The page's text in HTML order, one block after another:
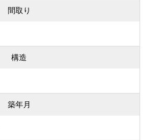
間取り
構造
築年月